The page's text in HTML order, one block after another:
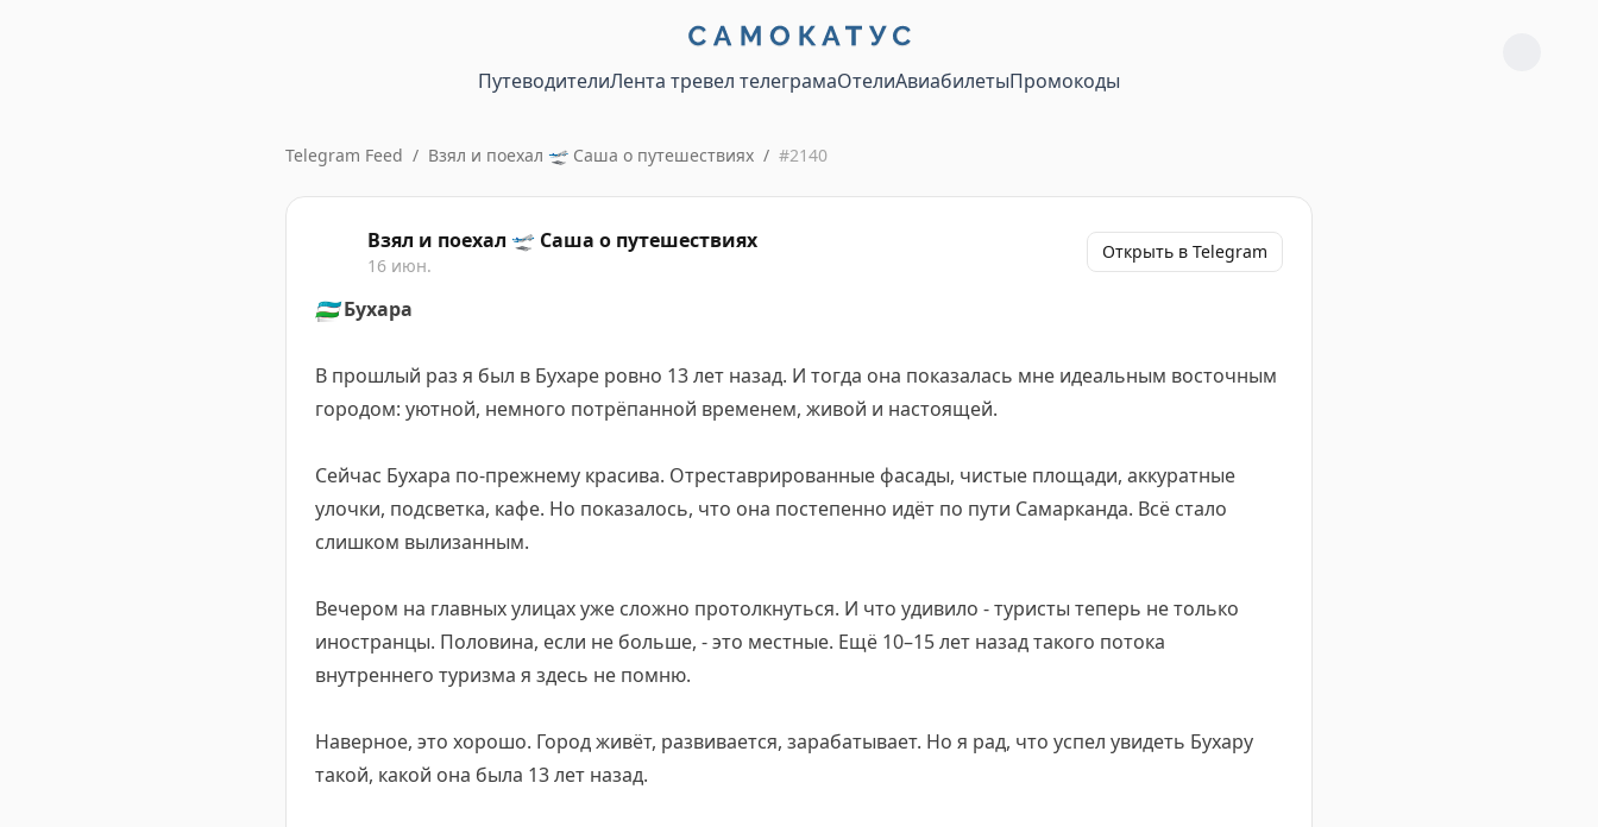
ПутеводителиЛента тревел телеграмаОтелиАвиабилетыПромокоды
Telegram Feed / Взял и поехал 🛫 Саша о путешествиях / #2140
Взял и поехал 🛫 Саша о путешествиях
16 июн.
Открыть в Telegram
🇺🇿 Бухара
В прошлый раз я был в Бухаре ровно 13 лет назад. И тогда она показалась мне идеальным восточным
городом: уютной, немного потрёпанной временем, живой и настоящей.
Сейчас Бухара по-прежнему красива. Отреставрированные фасады, чистые площади, аккуратные
улочки, подсветка, кафе. Но показалось, что она постепенно идёт по пути Самарканда. Всё стало
слишком вылизанным.
Вечером на главных улицах уже сложно протолкнуться. И что удивило - туристы теперь не только
иностранцы. Половина, если не больше, - это местные. Ещё 10–15 лет назад такого потока
внутреннего туризма я здесь не помню.
Наверное, это хорошо. Город живёт, развивается, зарабатывает. Но я рад, что успел увидеть Бухару
такой, какой она была 13 лет назад.